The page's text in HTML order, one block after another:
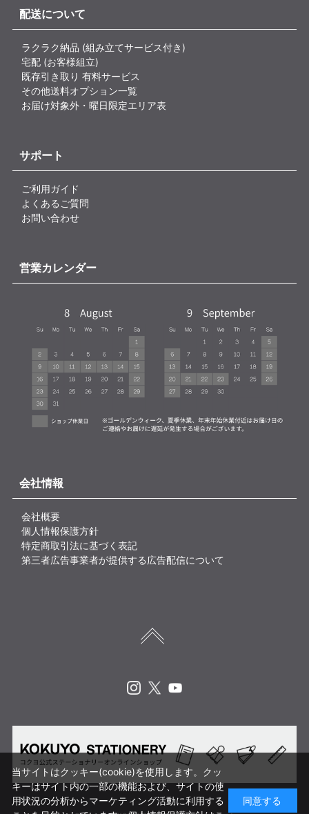
配送について
ラクラク納品 (組み立てサービス付き)
宅配 (お客様組立)
既存引き取り 有料サービス
その他送料オプション一覧
お届け対象外・曜日限定エリア表
サポート
ご利用ガイド
よくあるご質問
お問い合わせ
営業カレンダー
会社情報
会社概要
個人情報保護方針
特定商取引法に基づく表記
第三者広告事業者が提供する広告配信について
当サイトはクッキー(cookie)を使用します。クッ
キーはサイト内の一部の機能および、サイトの使
用状況の分析からマーケティング活動に利用する
同意する